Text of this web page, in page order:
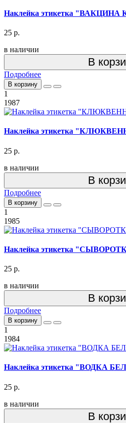
Наклейка этикетка
25 р.
в наличии
В
Подробнее
В корзину
1
1987
Наклейка этикетка
25 р.
в наличии
В
Подробнее
В корзину
1
1985
Наклейка этикетка
25 р.
в наличии
В
Подробнее
В корзину
1
1984
Наклейка этикетка "ВОДКА
25 р.
в наличии
В